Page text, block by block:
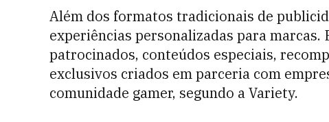
Além dos formatos tradicionais de
experiências personalizadas para
patrocinados, conteúdos especiais,
exclusivos criados em parceria com
comunidade gamer, segundo a Variety.